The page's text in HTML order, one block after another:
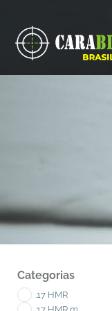
Categorias
.17 HMR